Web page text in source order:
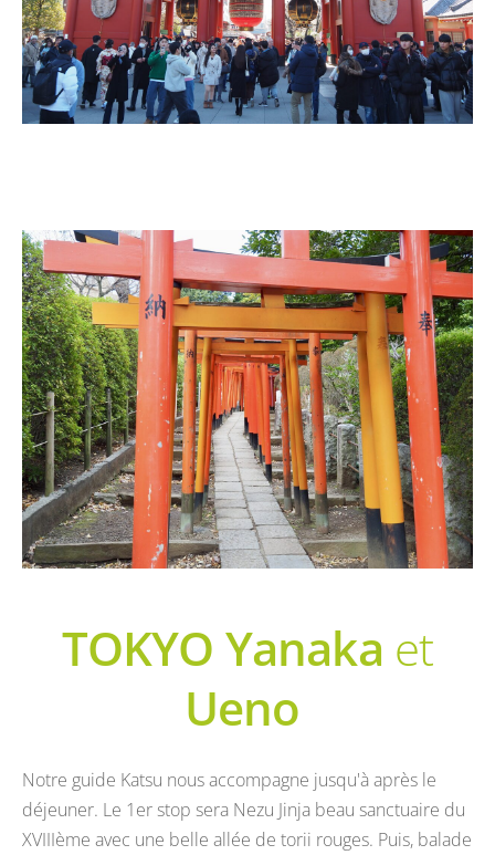
TOKYO Yanaka et
Ueno
Notre guide Katsu nous accompagne jusqu'à après le
déjeuner. Le 1er stop sera Nezu Jinja beau sanctuaire du
XVIIIème avec une belle allée de torii rouges. Puis, balade